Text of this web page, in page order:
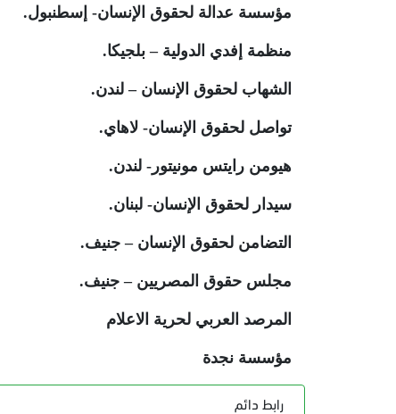
مؤسسة عدالة لحقوق الإنسان- إسطنبول.
منظمة إفدي الدولية – بلجيكا.
الشهاب لحقوق الإنسان – لندن.
تواصل لحقوق الإنسان- لاهاي.
هيومن رايتس مونيتور- لندن.
سيدار لحقوق الإنسان- لبنان.
التضامن لحقوق الإنسان – جنيف.
مجلس حقوق المصريين – جنيف.
المرصد العربي لحرية الاعلام
مؤسسة نجدة
رابط دائم